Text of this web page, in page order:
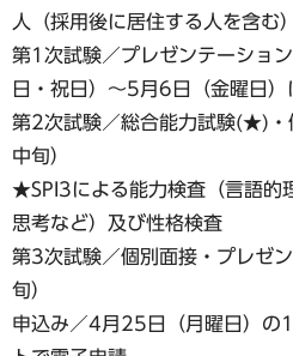
人（採用後に居住する人を含む
第1次試験／プレゼンテーショ
日・祝日）～5月6日（金曜日）
第2次試験／総合能力試験(★)・
中旬）
★SPI3による能力検査（言語的
思考など）及び性格検査
第3次試験／個別面接・プレゼ
旬）
申込み／4月25日（月曜日）の